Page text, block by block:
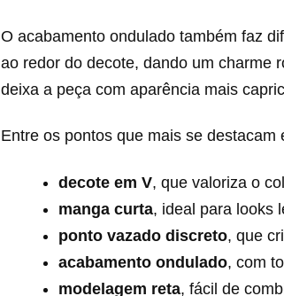
O acabamento ondulado também faz
ao redor do decote, dando um charme
deixa a peça com aparência mais
Entre os pontos que mais se destacam
decote em V, que valoriza o
manga curta, ideal para looks
ponto vazado discreto, que
acabamento ondulado, com
modelagem reta, fácil de